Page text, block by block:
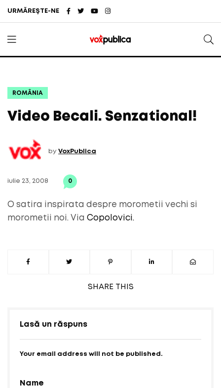
URMĂREȘTE-NE
SHARE THIS
ROMÂNIA
Video Becali. Senzational!
by VoxPublica
iulie 23, 2008 0
O satira inspirata despre morometii vechi si
morometii noi. Via Copolovici.
Lasă un răspuns
Your email address will not be published.
Name